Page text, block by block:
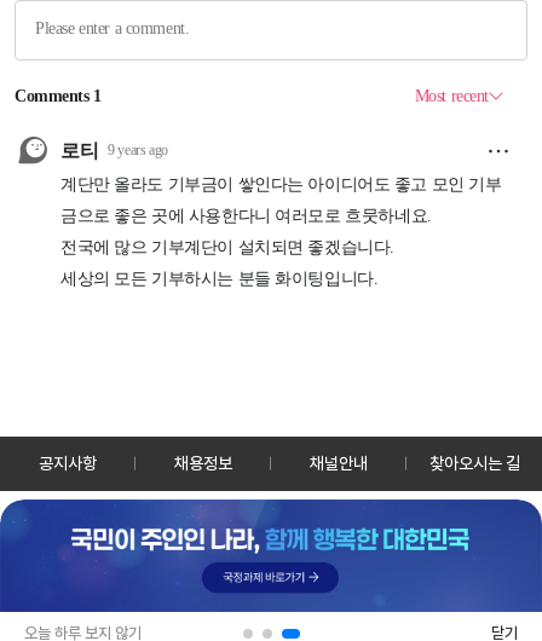
오늘 하루 보지 않기 닫기
공지사항 채용정보 채널안내 찾아오시는 길
30128 세종특별자치시 정부2청사로 13 한국정책방송원 KTV
TEL: 044-204-8000
Copyrightⓒ KTV 국민방송 All Rights Reserved.